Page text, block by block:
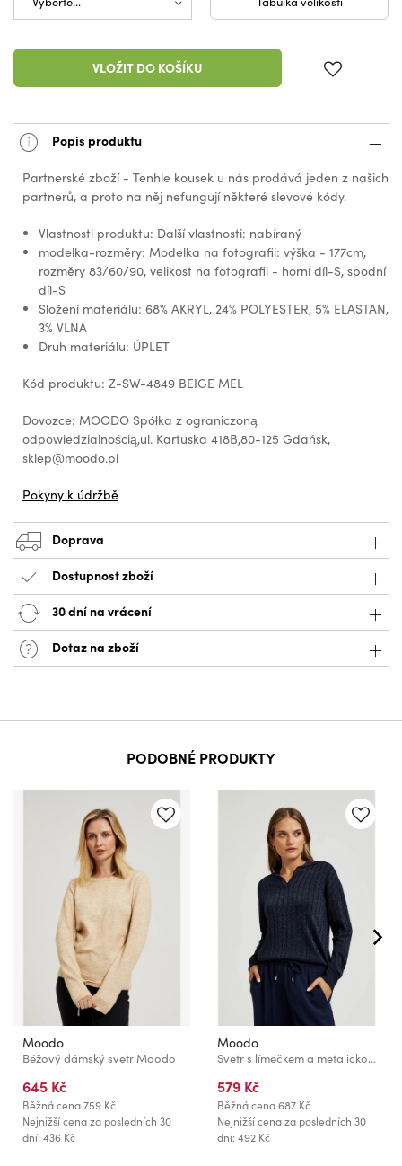
VLOŽIT DO KOŠÍKU
Popis produktu
Partnerské zboží - Tenhle kousek u nás prodává jeden z našich
partnerů, a proto na něj nefungují některé slevové kódy.
Vlastnosti produktu: Další vlastnosti: nabíraný
modelka-rozměry: Modelka na fotografii: výška - 177cm,
rozměry 83/60/90, velikost na fotografii - horní díl-S, spodní
díl-S
Složení materiálu: 68% AKRYL, 24% POLYESTER, 5% ELASTAN,
3% VLNA
Druh materiálu: ÚPLET
Kód produktu: Z-SW-4849 BEIGE MEL
Dovozce: MOODO Spółka z ograniczoną
odpowiedzialnością,ul. Kartuska 418B,80-125 Gdańsk,
sklep@moodo.pl
Pokyny k údržbě
Doprava
Dostupnost zboží
30 dní na vrácení
Dotaz na zboží
PODOBNÉ PRODUKTY
Moodo
Béžový dámský svetr Moodo
645 Kč
Běžná cena759 Kč
Nejnižší cena za posledních 30
dní: 436 Kč
Moodo
Svetr s límečkem a metalickou nití tmavěmodrý Moodo
579 Kč
Běžná cena687 Kč
Nejnižší cena za posledních 30
dní: 492 Kč